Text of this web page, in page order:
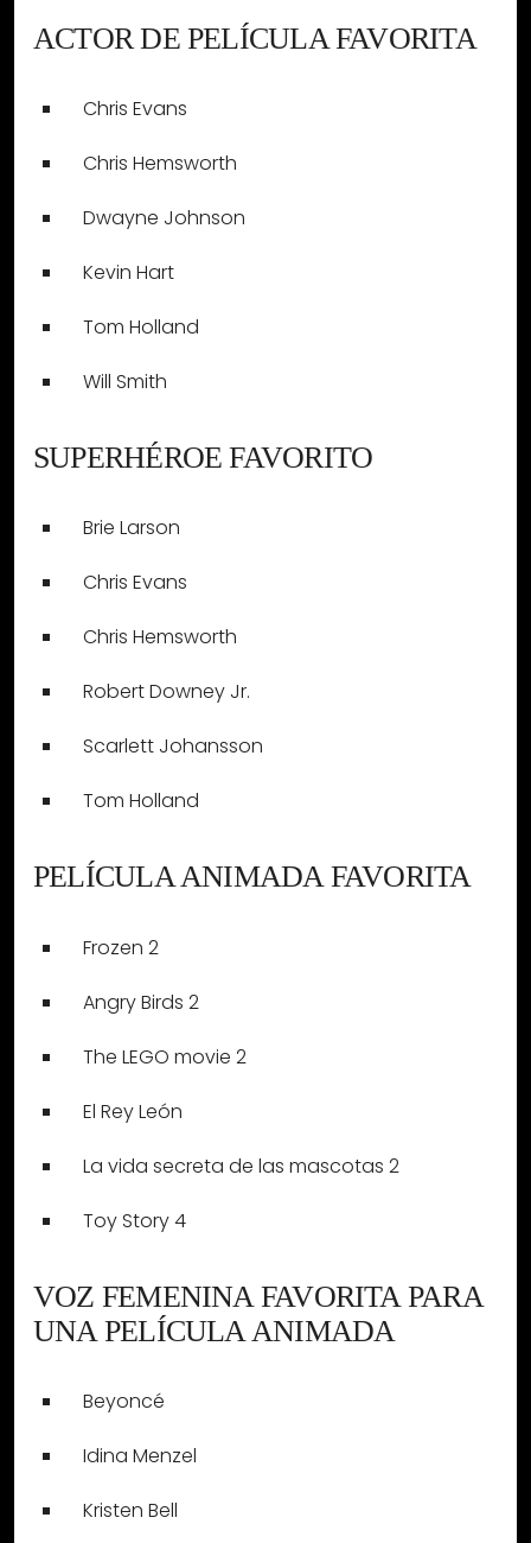
ACTOR DE PELÍCULA FAVORITA
Chris Evans
Chris Hemsworth
Dwayne Johnson
Kevin Hart
Tom Holland
Will Smith
SUPERHÉROE FAVORITO
Brie Larson
Chris Evans
Chris Hemsworth
Robert Downey Jr.
Scarlett Johansson
Tom Holland
PELÍCULA ANIMADA FAVORITA
Frozen 2
Angry Birds 2
The LEGO movie 2
El Rey León
La vida secreta de las mascotas 2
Toy Story 4
VOZ FEMENINA FAVORITA PARA
UNA PELÍCULA ANIMADA
Beyoncé
Idina Menzel
Kristen Bell